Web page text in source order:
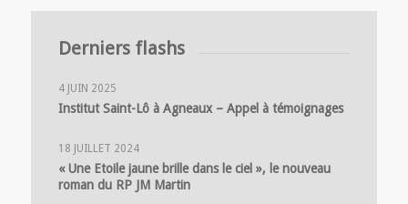
Derniers flashs
4 JUIN 2025
Institut Saint-Lô à Agneaux – Appel à témoignages
18 JUILLET 2024
« Une Etoile jaune brille dans le ciel », le nouveau
roman du RP JM Martin